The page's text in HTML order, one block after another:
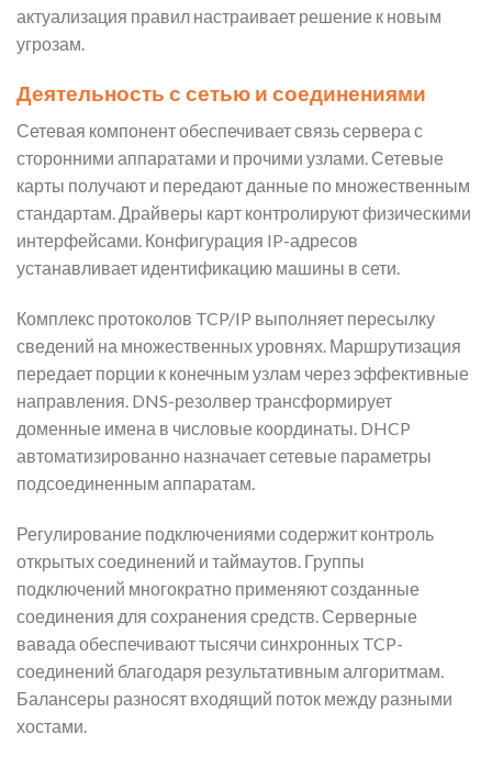
актуализация правил настраивает решение к новым
угрозам.
Деятельность с сетью и соединениями
Сетевая компонент обеспечивает связь сервера с
сторонними аппаратами и прочими узлами. Сетевые
карты получают и передают данные по множественным
стандартам. Драйверы карт контролируют физическими
интерфейсами. Конфигурация IP-адресов
устанавливает идентификацию машины в сети.
Комплекс протоколов TCP/IP выполняет пересылку
сведений на множественных уровнях. Маршрутизация
передает порции к конечным узлам через эффективные
направления. DNS-резолвер трансформирует
доменные имена в числовые координаты. DHCP
автоматизированно назначает сетевые параметры
подсоединенным аппаратам.
Регулирование подключениями содержит контроль
открытых соединений и таймаутов. Группы
подключений многократно применяют созданные
соединения для сохранения средств. Серверные
вавада обеспечивают тысячи синхронных TCP-
соединений благодаря результативным алгоритмам.
Балансеры разносят входящий поток между разными
хостами.